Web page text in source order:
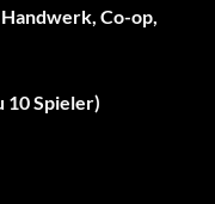
Co-op,
10 Spieler)